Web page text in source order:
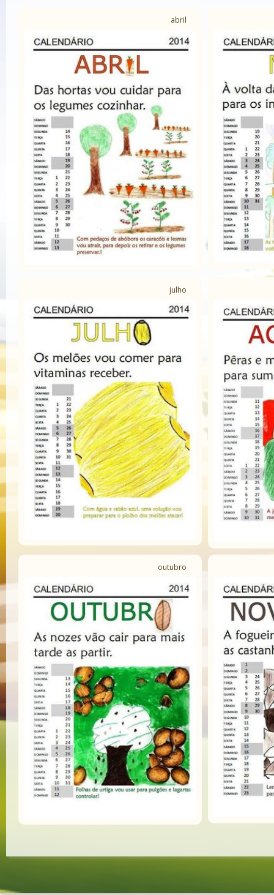
abril
julho
outubro